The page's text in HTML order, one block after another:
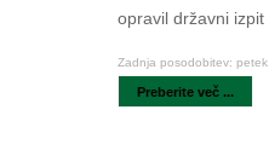
opravil državni
Zadnja posodobitev:
Preberite več ...